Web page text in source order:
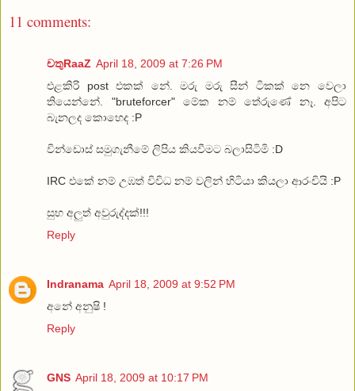
11 comments:
චතුRaaZ April 18, 2009 at 7:26 PM
එළකිරි post එකක් නේ. මරු මරු සීන් ටිකක් නෙ වෙලා
තියෙන්නේ. "bruteforcer" මේක නම් තේරුණේ නෑ. අපිට
බැනලද කොහෙද :P
වින්ඩොස් සමුගැනීමේ ලිපිය කියවීමට බලාසිටිමි :D
IRC එකේ නම් උඹත් විවිධ නම් වලින් හිටියා කියලා ආරංචියි :P
සුභ අලුත් අවුරුද්දක්!!!
Reply
Indranama April 18, 2009 at 9:52 PM
අනේ අනුෂි !
Reply
GNS April 18, 2009 at 10:17 PM